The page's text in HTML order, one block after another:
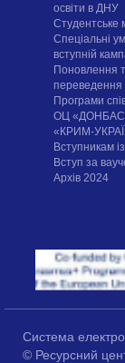
освіти в ДНУ
Cтудентське
Спеціальні
вступній
Поновлення
переведення
Програми
ОЦ
«КРИМ-
Вступникам
Вступ за
Архів 2024
Система
© Ресурсний